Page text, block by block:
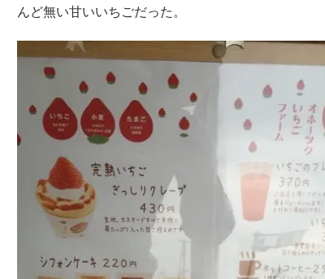
んど無い甘いいちごだった。